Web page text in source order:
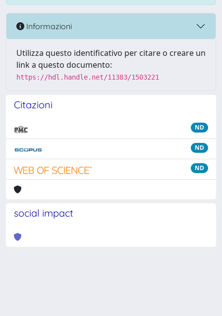
Informazioni
Utilizza questo identificativo per citare o creare un
link a questo documento:
https://hdl.handle.net/11383/1503221
Citazioni
ND
ND
ND
social impact